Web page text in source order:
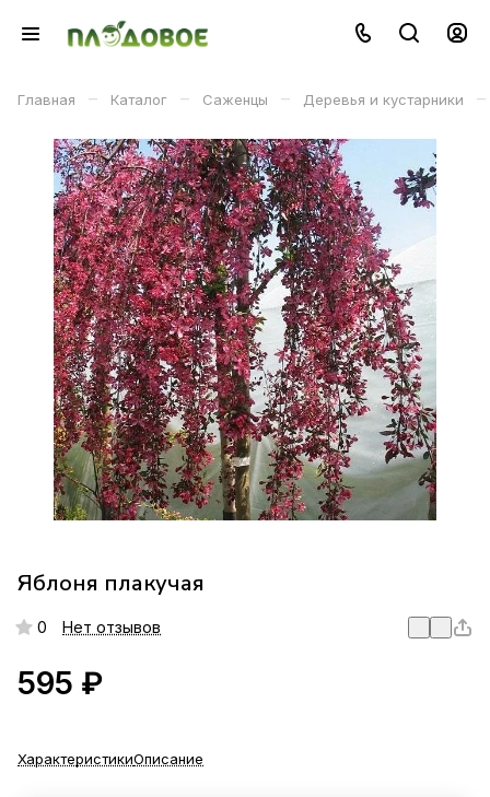
Главная – Каталог – Саженцы – Деревья и кустарники –
Яблоня плакучая
0 Нет отзывов
595 ₽
ХарактеристикиОписание